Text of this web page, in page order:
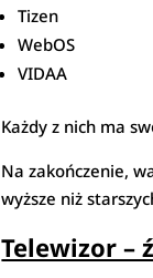
Tizen
WebOS
VIDAA
Każdy z nich ma
Na zakończenie,
wyższe niż
Telewizor –